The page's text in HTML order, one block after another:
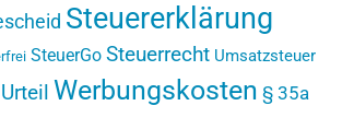
Steuererklärung
SteuerGo Steuerrecht Umsatzsteuer
Urteil Werbungskosten § 35a